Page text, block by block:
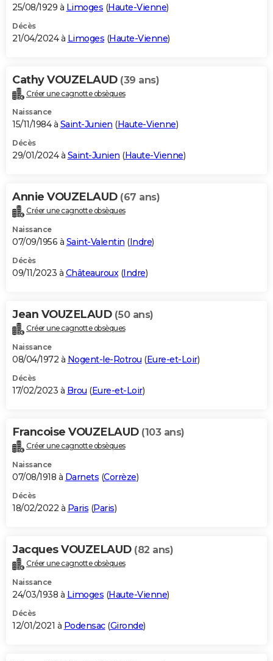
25/08/1929 à Limoges (Haute-Vienne)
Décès
21/04/2024 à Limoges (Haute-Vienne)
Cathy VOUZELAUD (39 ans)
Créer une cagnotte obsèques
Naissance
15/11/1984 à Saint-Junien (Haute-Vienne)
Décès
29/01/2024 à Saint-Junien (Haute-Vienne)
Annie VOUZELAUD (67 ans)
Créer une cagnotte obsèques
Naissance
07/09/1956 à Saint-Valentin (Indre)
Décès
09/11/2023 à Châteauroux(Indre)
Jean VOUZELAUD (50 ans)
Créer une cagnotte obsèques
Naissance
08/04/1972 à Nogent-le-Rotrou (Eure-et-Loir)
Décès
17/02/2023 à Brou (Eure-et-Loir)
Francoise VOUZELAUD (103 ans)
Créer une cagnotte obsèques
Naissance
07/08/1918 à Darnets (Corrèze)
Décès
18/02/2022 à Paris (Paris)
Jacques VOUZELAUD (82 ans)
Créer une cagnotte obsèques
Naissance
24/03/1938 à Limoges (Haute-Vienne)
Décès
12/01/2021 à Podensac(Gironde)